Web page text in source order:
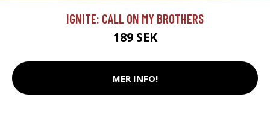
IGNITE: CALL ON MY BROTHERS
189 SEK
MER INFO!